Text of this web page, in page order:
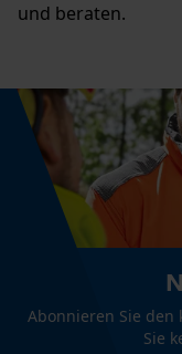
und beraten.
Abonnieren Sie den
Sie